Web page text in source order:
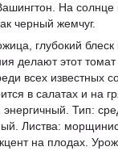
На
черный жемчуг.
глубокий
делают этот
всех известных
в салатах и на
Тип:
Листва:
на плодах.